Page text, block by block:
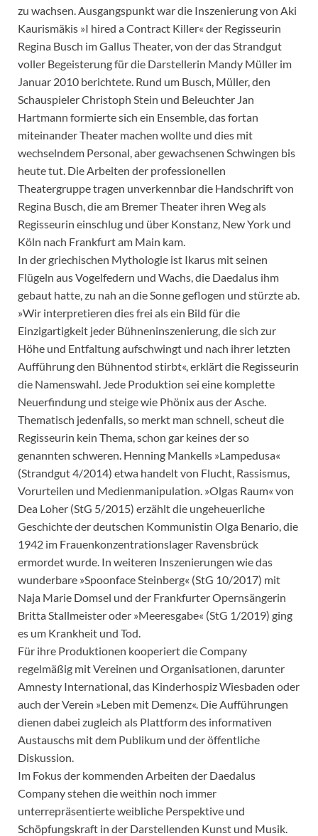
zu wachsen. Ausgangspunkt war die Inszenierung von Aki
Kaurismäkis »I hired a Contract Killer« der Regisseurin
Regina Busch im Gallus Theater, von der das Strandgut
voller Begeisterung für die Darstellerin Mandy Müller im
Januar 2010 berichtete. Rund um Busch, Müller, den
Schauspieler Christoph Stein und Beleuchter Jan
Hartmann formierte sich ein Ensemble, das fortan
miteinander Theater machen wollte und dies mit
wechselndem Personal, aber gewachsenen Schwingen bis
heute tut. Die Arbeiten der professionellen
Theatergruppe tragen unverkennbar die Handschrift von
Regina Busch, die am Bremer Theater ihren Weg als
Regisseurin einschlug und über Konstanz, New York und
Köln nach Frankfurt am Main kam.
In der griechischen Mythologie ist Ikarus mit seinen
Flügeln aus Vogelfedern und Wachs, die Daedalus ihm
gebaut hatte, zu nah an die Sonne geflogen und stürzte ab.
»Wir interpretieren dies frei als ein Bild für die
Einzigartigkeit jeder Bühneninszenierung, die sich zur
Höhe und Entfaltung aufschwingt und nach ihrer letzten
Aufführung den Bühnentod stirbt«, erklärt die Regisseurin
die Namenswahl. Jede Produktion sei eine komplette
Neuerfindung und steige wie Phönix aus der Asche.
Thematisch jedenfalls, so merkt man schnell, scheut die
Regisseurin kein Thema, schon gar keines der so
genannten schweren. Henning Mankells »Lampedusa«
(Strandgut 4/2014) etwa handelt von Flucht, Rassismus,
Vorurteilen und Medienmanipulation. »Olgas Raum« von
Dea Loher (StG 5/2015) erzählt die ungeheuerliche
Geschichte der deutschen Kommunistin Olga Benario, die
1942 im Frauenkonzentrationslager Ravensbrück
ermordet wurde. In weiteren Inszenierungen wie das
wunderbare »Spoonface Steinberg« (StG 10/2017) mit
Naja Marie Domsel und der Frankfurter Opernsängerin
Britta Stallmeister oder »Meeresgabe« (StG 1/2019) ging
es um Krankheit und Tod.
Für ihre Produktionen kooperiert die Company
regelmäßig mit Vereinen und Organisationen, darunter
Amnesty International, das Kinderhospiz Wiesbaden oder
auch der Verein »Leben mit Demenz«. Die Aufführungen
dienen dabei zugleich als Plattform des informativen
Austauschs mit dem Publikum und der öffentliche
Diskussion.
Im Fokus der kommenden Arbeiten der Daedalus
Company stehen die weithin noch immer
unterrepräsentierte weibliche Perspektive und
Schöpfungskraft in der Darstellenden Kunst und Musik.